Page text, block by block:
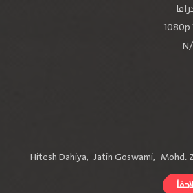
1080p
Hitesh Dahiya, Jatin Goswami, Mohd.